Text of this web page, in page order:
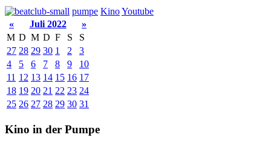
pumpe KinoYoutube
«
Juli 2022
»
M D M D F S
S
27 28 29 30 1 2
3
4
5 6 7 8 9
10
11 12 13 14 15 16 17
18 19 20 21 22 23 24
25 26 27 28 29 30 31
Kino in der Pumpe